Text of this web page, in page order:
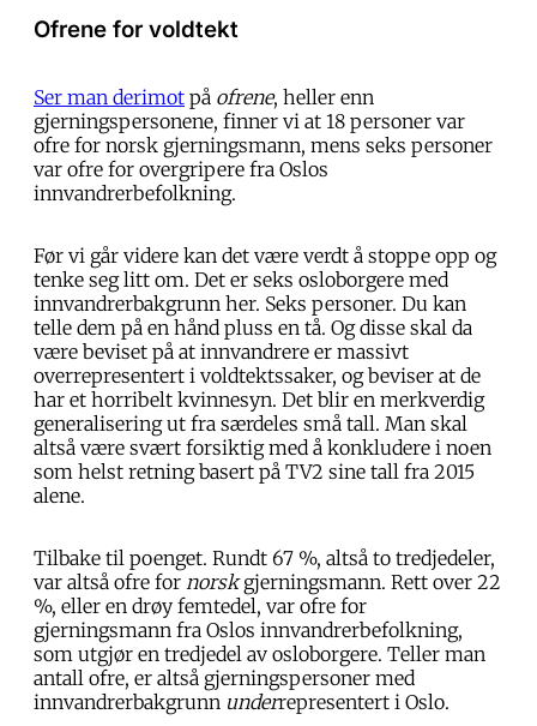
Ofrene for voldtekt
Ser man derimot på ofrene, heller enn
gjerningspersonene, finner vi at 18 personer var
ofre for norsk gjerningsmann, mens seks personer
var ofre for overgripere fra Oslos
innvandrerbefolkning.
Før vi går videre kan det være verdt å stoppe opp og
tenke seg litt om. Det er seks osloborgere med
innvandrerbakgrunn her. Seks personer. Du kan
telle dem på en hånd pluss en tå. Og disse skal da
være beviset på at innvandrere er massivt
overrepresentert i voldtektssaker, og beviser at de
har et horribelt kvinnesyn. Det blir en merkverdig
generalisering ut fra særdeles små tall. Man skal
altså være svært forsiktig med å konkludere i noen
som helst retning basert på TV2 sine tall fra 2015
alene.
Tilbake til poenget. Rundt 67 %, altså to tredjedeler,
var altså ofre for norskgjerningsmann. Rett over 22
%, eller en drøy femtedel, var ofre for
gjerningsmann fra Oslos innvandrerbefolkning,
som utgjør en tredjedel av osloborgere. Teller man
antall ofre, er altså gjerningspersoner med
innvandrerbakgrunn underrepresentert i Oslo.